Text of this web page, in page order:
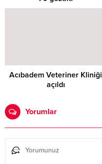
Acıbadem Veteriner Kliniği
açıldı
Yorumlar